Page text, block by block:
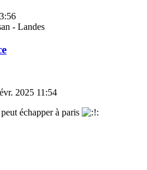
- Landes
2025 11:54
échapper à paris